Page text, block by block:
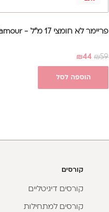
פריימר לא חומצי 17 מ"ל - Glamour
₪59
₪44
הוספה לסל
קורסים
קורסים דיגיטליים
קורסים למתחילות